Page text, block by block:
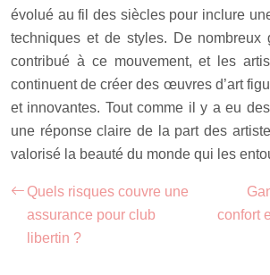
évolué au fil des siècles pour inclure
techniques et de styles. De nombreux
contribué à ce mouvement, et les
continuent de créer des œuvres d’art
et innovantes. Tout comme il y a eu
une réponse claire de la part des
valorisé la beauté du monde qui les
Quels risques couvre une
assurance pour club
libertin ?
confort